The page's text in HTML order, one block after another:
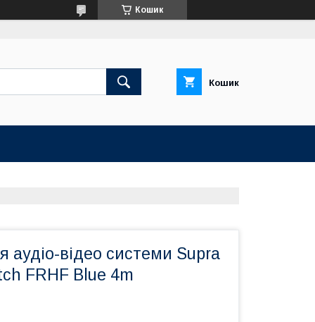
Кошик
Кошик
аудіо-відео системи Supra
FRHF Blue 4m